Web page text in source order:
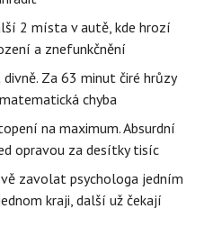
2 místa v autě, kde hrozí
a znefunkčnění
Za 63 minut čiré hrůzy
chyba
na maximum. Absurdní
opravou za desítky tisíc
zavolat psychologa jedním
kraji, další už čekají